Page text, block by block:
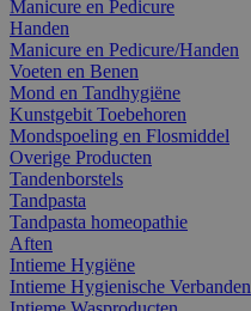
Manicure en Pedicure
Handen
Manicure en Pedicure/Handen
Voeten en Benen
Mond en Tandhygiëne
Kunstgebit Toebehoren
Mondspoeling en Flosmiddel
Overige Producten
Tandenborstels
Tandpasta
Tandpasta homeopathie
Aften
Intieme Hygiëne
Intieme Hygienische Verbanden